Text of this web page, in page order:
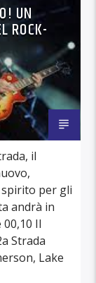
UN
ROCK-
il
per gli
andrà in
Il
Strada
Lake